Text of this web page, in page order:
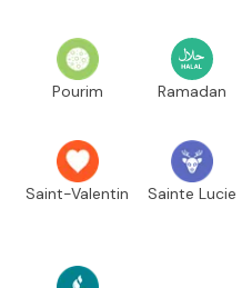
Pourim Ramadan
Saint-Valentin Sainte Lucie